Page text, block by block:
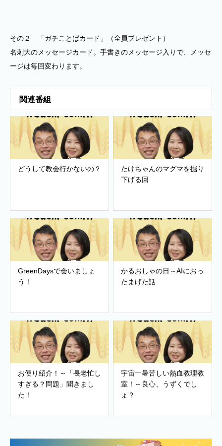
その２ 「ガチことばカード」（全員プレゼント）
名刺大のメッセージカード。手書きのメッセージ入りで、メッセ
ージは毎回変わります。
関連番組
どうして教会行かないの？
たけちゃんのマグマを掘り
下げる回
GreenDaysで会いましょ
う！
かるおしゃの日～AIにおっ
たまげた話
お便り紹介！～「長老忙し
すぎる？問題」聞きまし
た！
宇宙一暑苦しい熱血教理教
室！～良心、うずくでし
ょ？